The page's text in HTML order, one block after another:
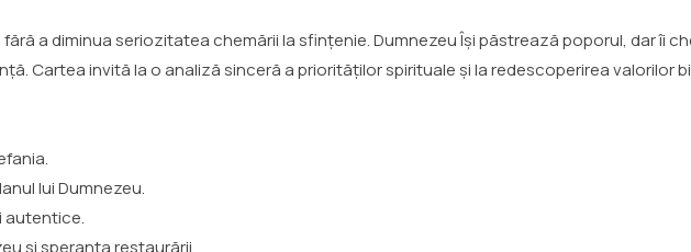
a diminua seriozitatea chemării la sfințenie. Dumnezeu Își păstrează poporul, dar îi
Cartea invită la o analiză sinceră a priorităților spirituale și la redescoperirea valorilor
lui Dumnezeu.
autentice.
și speranța restaurării.